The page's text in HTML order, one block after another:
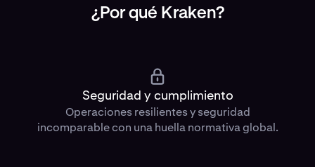
¿Por qué Kraken?
Seguridad y cumplimiento
Operaciones resilientes y seguridad
incomparable con una huella normativa global.